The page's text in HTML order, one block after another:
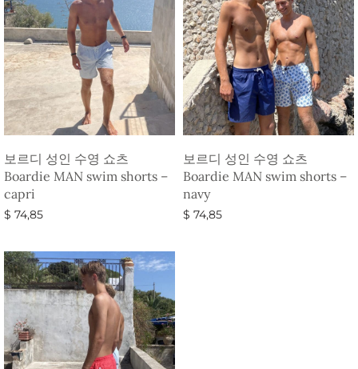
보르디 성인 수영 쇼츠
Boardie MAN swim shorts –
capri
$ 74,85
보르디 성인 수영 쇼츠
Boardie MAN swim shorts –
navy
$ 74,85